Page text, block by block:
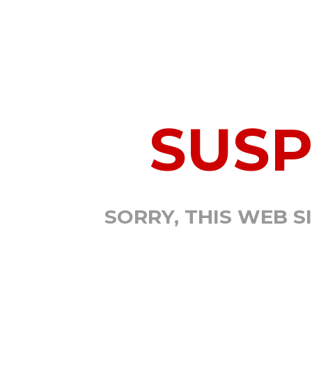
SORRY, THIS WEB